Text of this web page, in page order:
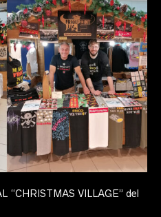
“CHRISTMAS VILLAGE” del